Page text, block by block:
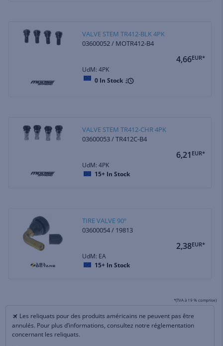
VALVE STEM TR412-BLK 4PK
03600052 / MOTR412-B4
4,66EUR*
UdM: 4PK
0 In Stock
VALVE STEM TR412-CHR 4PK
03600053 / TR412C-B4
6,21 EUR*
UdM: 4PK
15+ In Stock
TIRE VALVE 90º
03600054 / 19813
2,38EUR*
UdM: EA
15+ In Stock
*(TVA à 19 % comprise)
Les reliquats pour des produits américains ne peuvent pas être
annulés. Pour plus d’informations, consultez notre réglementation
concernant les reliquats.